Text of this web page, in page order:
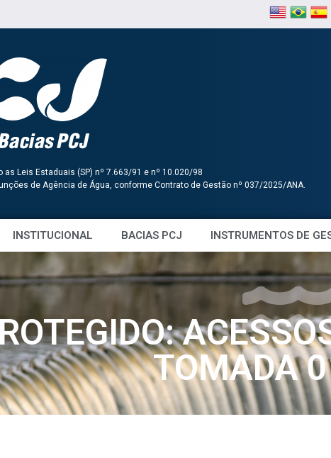
Leis Estaduais (SP) nº 7.663/91 e nº 10.020/98
de Agência de Água, conforme Contrato de Gestão nº 037/2025/ANA.
INSTITUCIONAL BACIAS PCJ INSTRUMENTOS DE
TOMADA